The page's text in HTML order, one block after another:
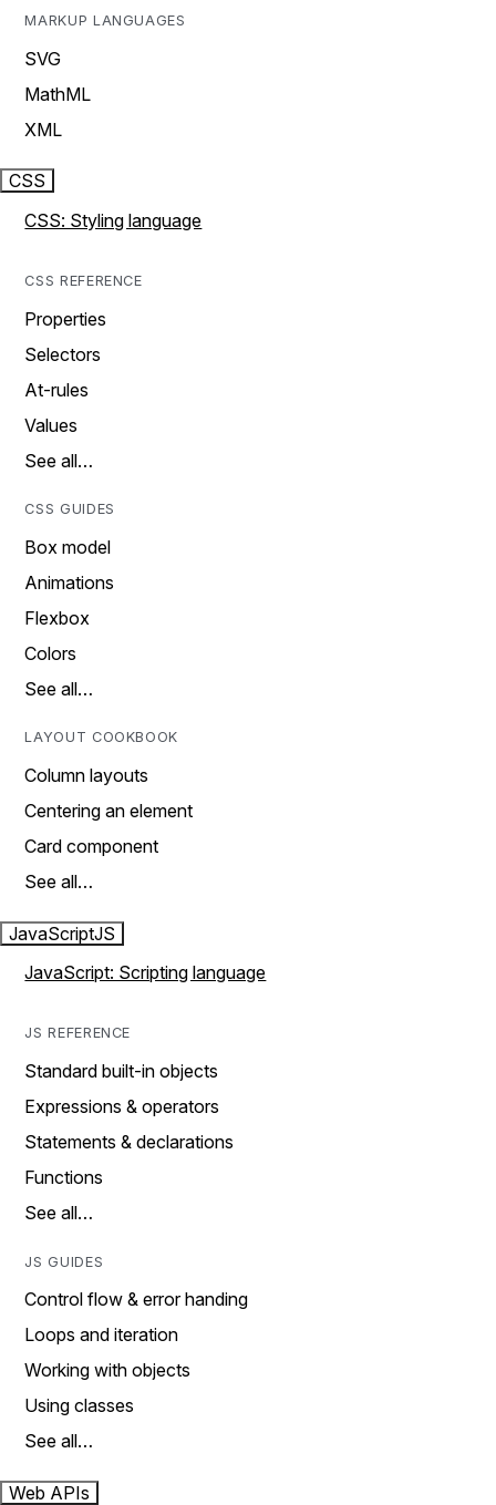
MARKUP LANGUAGES
SVG
MathML
XML
CSS
CSS: Styling language
CSS REFERENCE
Properties
Selectors
At-rules
Values
See all…
CSS GUIDES
Box model
Animations
Flexbox
Colors
See all…
LAYOUT COOKBOOK
Column layouts
Centering an element
Card component
See all…
JavaScriptJS
JavaScript: Scripting language
JS REFERENCE
Standard built-in objects
Expressions & operators
Statements & declarations
Functions
See all…
JS GUIDES
Control flow & error handing
Loops and iteration
Working with objects
Using classes
See all…
Web APIs